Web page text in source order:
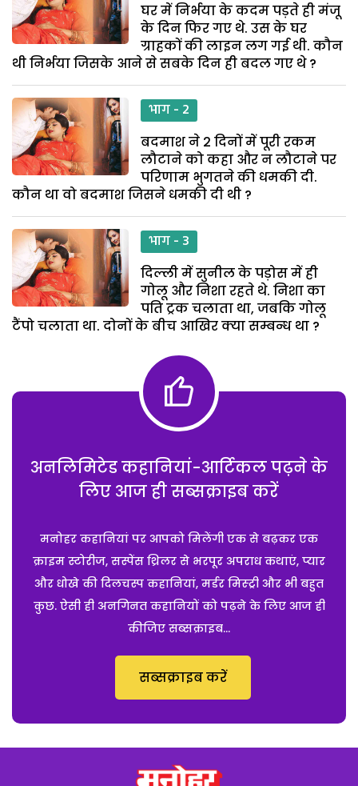
घर में निर्भया के कदम पड़ते ही मंजू
के दिन फिर गए थे. उस के घर
ग्राहकों की लाइन लग गई थी. कौन
थी निर्भया जिसके आने से सबके दिन ही बदल गए थे ?
भाग - 2
बदमाश ने 2 दिनों में पूरी रकम
लौटाने को कहा और न लौटाने पर
परिणाम भुगतने की धमकी दी.
कौन था वो बदमाश जिसने धमकी दी थी ?
भाग - 3
दिल्ली में सुनील के पड़ोस में ही
गोलू और निशा रहते थे. निशा का
पति ट्रक चलाता था, जबकि गोलू
टैंपो चलाता था. दोनों के बीच आखिर क्या सम्बन्ध था ?
अनलिमिटेड कहानियां-आर्टिकल पढ़ने के
लिए आज ही सब्सक्राइब करें
मनोहर कहानियां पर आपको मिलेंगी एक से बढ़कर एक
क्राइम स्टोरीज, सस्पेंस थ्रिलर से भरपूर अपराध कथाएं, प्यार
और धोखे की दिलचस्प कहानियां, मर्डर मिस्ट्री और भी बहुत
कुछ. ऐसी ही अनगिनत कहानियों को पढ़ने के लिए आज ही
कीजिए सब्सक्राइब...
सब्सक्राइब करें